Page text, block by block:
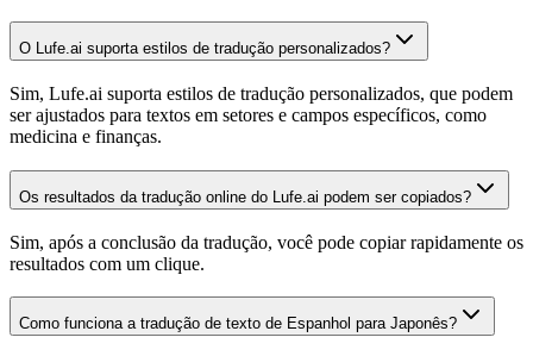
O Lufe.ai suporta estilos de tradução personalizados?
Sim, Lufe.ai suporta estilos de tradução personalizados, que podem
ser ajustados para textos em setores e campos específicos, como
medicina e finanças.
Os resultados da tradução online do Lufe.ai podem ser copiados?
Sim, após a conclusão da tradução, você pode copiar rapidamente os
resultados com um clique.
Como funciona a tradução de texto de Espanhol para Japonês?